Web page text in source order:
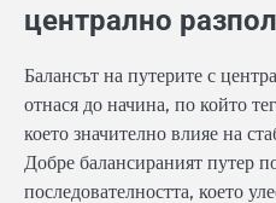
централно
Балансът на путерите с
отнася до начина, по който
което значително влияе на
Добре балансираният путер
последователността, което